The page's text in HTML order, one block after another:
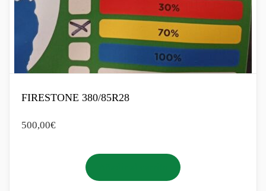
FIRESTONE 380/85R28
500,00€